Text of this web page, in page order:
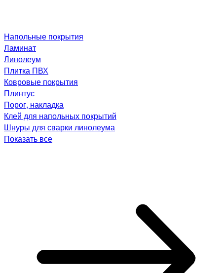
Напольные покрытия
Ламинат
Линолеум
Плитка ПВХ
Ковровые покрытия
Плинтус
Порог, накладка
Клей для напольных покрытий
Шнуры для сварки линолеума
Показать все